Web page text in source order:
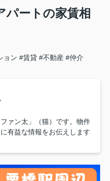
パートの家賃相
ョン #賃貸 #不動産 #仲介
ァン太」（猫）です。物件
有益な情報をお伝えします